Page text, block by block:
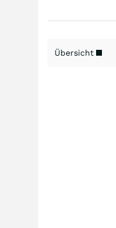
Übersicht